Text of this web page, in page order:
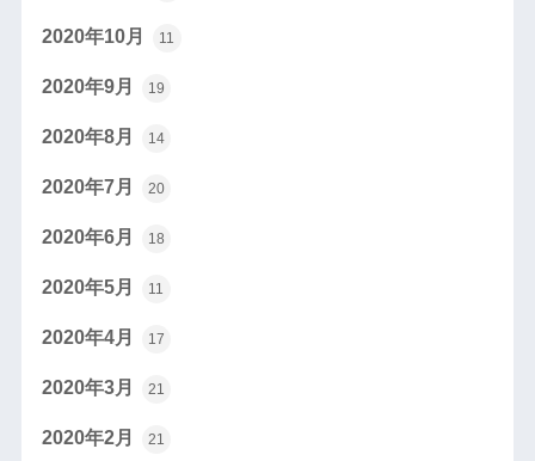
2020年10月 11
2020年9月 19
2020年8月 14
2020年7月 20
2020年6月 18
2020年5月 11
2020年4月 17
2020年3月 21
2020年2月 21